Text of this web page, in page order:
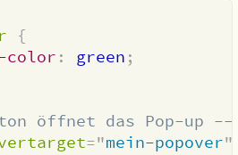
{
color : green ;
öffnet das Pop-up --
="mein-popover"